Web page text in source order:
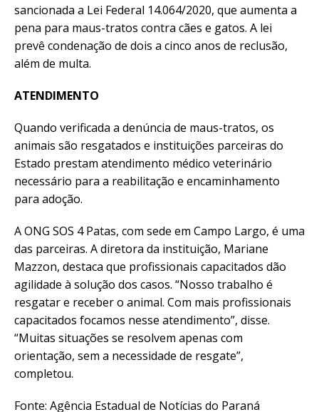
sancionada a Lei Federal 14.064/2020, que aumenta a
pena para maus-tratos contra cães e gatos. A lei
prevê condenação de dois a cinco anos de reclusão,
além de multa.
ATENDIMENTO
Quando verificada a denúncia de maus-tratos, os
animais são resgatados e instituições parceiras do
Estado prestam atendimento médico veterinário
necessário para a reabilitação e encaminhamento
para adoção.
A ONG SOS 4 Patas, com sede em Campo Largo, é uma
das parceiras. A diretora da instituição, Mariane
Mazzon, destaca que profissionais capacitados dão
agilidade à solução dos casos. “Nosso trabalho é
resgatar e receber o animal. Com mais profissionais
capacitados focamos nesse atendimento”, disse.
“Muitas situações se resolvem apenas com
orientação, sem a necessidade de resgate”,
completou.
Fonte: Agência Estadual de Notícias do Paraná